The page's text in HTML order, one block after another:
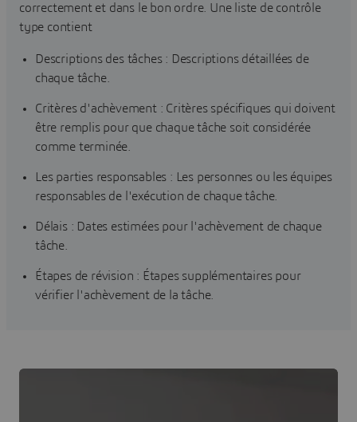
correctement et dans le bon ordre. Une liste de contrôle
type contient
Descriptions des tâches : Descriptions détaillées de
chaque tâche.
Critères d'achèvement : Critères spécifiques qui doivent
être remplis pour que chaque tâche soit considérée
comme terminée.
Les parties responsables : Les personnes ou les équipes
responsables de l'exécution de chaque tâche.
Délais : Dates estimées pour l'achèvement de chaque
tâche.
Étapes de révision : Étapes supplémentaires pour
vérifier l'achèvement de la tâche.